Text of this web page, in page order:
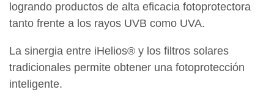
logrando productos de alta eficacia fotoprotectora
tanto frente a los rayos UVB como UVA.
La sinergia entre iHelios® y los filtros solares
tradicionales permite obtener una fotoprotección
inteligente.